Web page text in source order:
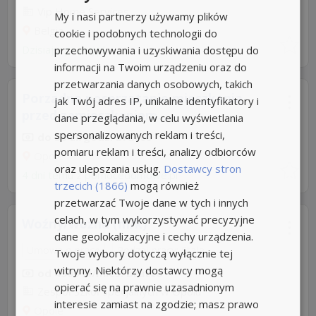
Vip Home Services
Belgia
Dzisiajzpracuj.pl
Porządne posprzątanie mieszkania
przed zamieszkaniem...
do 30 zł/godz. brutto
Opole
4 dni temu zpomocedomowe.pl
Woźny/woźna (m/k)
Umowa o pracę Rodzaj pracy: Stała
od 4900 zł/mies. brutto
Zespół Szkół Specjalnych w Opolu
Opole
My i nasi partnerzy używamy plików
cookie i podobnych technologii do
przechowywania i uzyskiwania dostępu do
informacji na Twoim urządzeniu oraz do
przetwarzania danych osobowych, takich
jak Twój adres IP, unikalne identyfikatory i
dane przeglądania, w celu wyświetlania
spersonalizowanych reklam i treści,
pomiaru reklam i treści, analizy odbiorców
oraz ulepszania usług. Dostawcy stron
trzecich (1866) mogą również
przetwarzać Twoje dane w tych i innych
celach, w tym wykorzystywać precyzyjne
dane geolokalizacyjne i cechy urządzenia.
Twoje wybory dotyczą wyłącznie tej
witryny. Niektórzy dostawcy mogą
opierać się na prawnie uzasadnionym
interesie zamiast na zgodzie; masz prawo